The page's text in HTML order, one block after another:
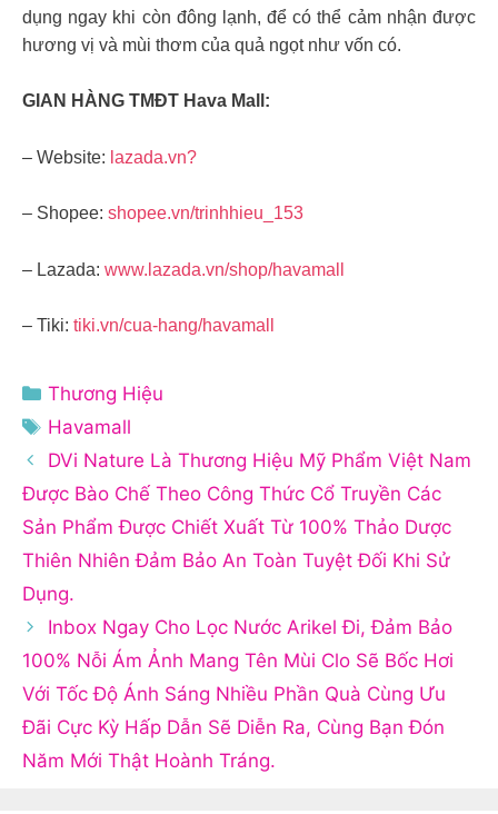
dụng ngay khi còn đông lạnh, để có thể cảm nhận được
hương vị và mùi thơm của quả ngọt như vốn có.
GIAN HÀNG TMĐT Hava Mall:
– Website: lazada.vn?
– Shopee: shopee.vn/trinhhieu_153
– Lazada: www.lazada.vn/shop/havamall
– Tiki: tiki.vn/cua-hang/havamall
Danh
mục
Thương Hiệu
Thẻ
Havamall
DVi Nature Là Thương Hiệu Mỹ Phẩm Việt Nam
Được Bào Chế Theo Công Thức Cổ Truyền Các
Sản Phẩm Được Chiết Xuất Từ 100% Thảo Dược
Thiên Nhiên Đảm Bảo An Toàn Tuyệt Đối Khi Sử
Dụng.
Inbox Ngay Cho Lọc Nước Arikel Đi, Đảm Bảo
100% Nỗi Ám Ảnh Mang Tên Mùi Clo Sẽ Bốc Hơi
Với Tốc Độ Ánh Sáng Nhiều Phần Quà Cùng Ưu
Đãi Cực Kỳ Hấp Dẫn Sẽ Diễn Ra, Cùng Bạn Đón
Năm Mới Thật Hoành Tráng.